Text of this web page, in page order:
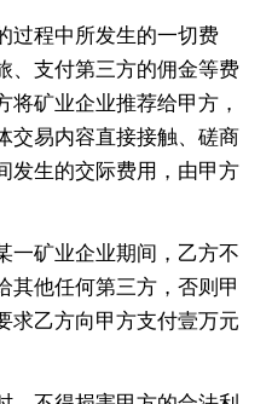
过程中所发生的一切费
、支付第三方的佣金等费
将矿业企业推荐给甲方，
交易内容直接接触、磋商
发生的交际费用，由甲方
一矿业企业期间，乙方不
其他任何第三方，否则甲
求乙方向甲方支付壹万元